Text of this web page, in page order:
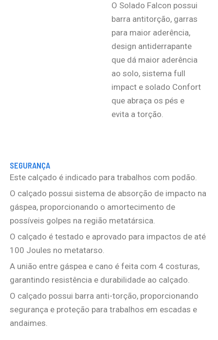
O Solado Falcon possui
barra antitorção, garras
para maior aderência,
design antiderrapante
que dá maior aderência
ao solo, sistema full
impact e solado Confort
que abraça os pés e
evita a torção.
SEGURANÇA
Este calçado é indicado para trabalhos com podão.
O calçado possui sistema de absorção de impacto na
gáspea, proporcionando o amortecimento de
possíveis golpes na região metatársica.
O calçado é testado e aprovado para impactos de até
100 Joules no metatarso.
A união entre gáspea e cano é feita com 4 costuras,
garantindo resistência e durabilidade ao calçado.
O calçado possui barra anti-torção, proporcionando
segurança e proteção para trabalhos em escadas e
andaimes.